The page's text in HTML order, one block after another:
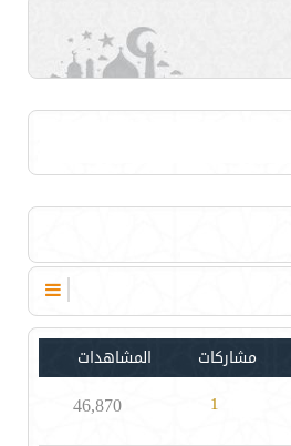
مشاركات المشاهدات
1
46,870